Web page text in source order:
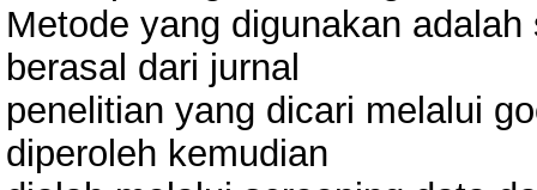
Metode yang digunakan
berasal dari jurnal
penelitian yang dicari melalui
diperoleh kemudian